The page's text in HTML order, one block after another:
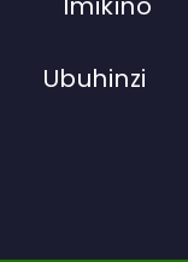
Ubuhinzi